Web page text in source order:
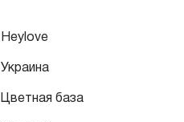
Heylove
Украина
Цветная база